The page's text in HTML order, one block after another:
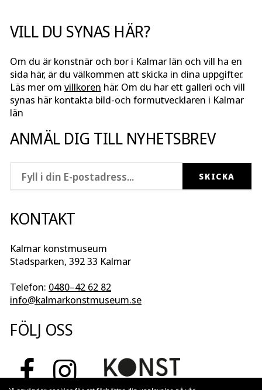
VILL DU SYNAS HÄR?
Om du är konstnär och bor i Kalmar län och vill ha en
sida här, är du välkommen att skicka in dina uppgifter.
Läs mer om villkoren här. Om du har ett galleri och vill
synas här kontakta bild-och formutvecklaren i Kalmar
län
ANMÄL DIG TILL NYHETSBREV
KONTAKT
Kalmar konstmuseum
Stadsparken, 392 33 Kalmar
Telefon: 0480–42 62 82
info@kalmarkonstmuseum.se
FÖLJ OSS